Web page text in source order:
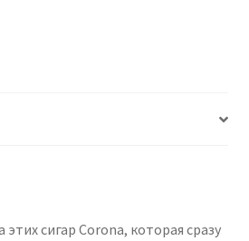
сигар Corona, которая сразу